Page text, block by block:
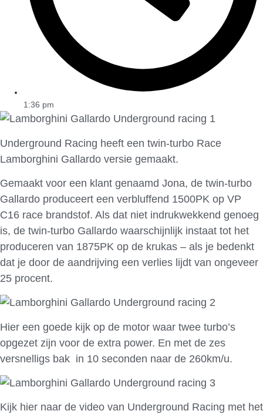
1:36 pm
Underground Racing heeft een twin-turbo Race
Lamborghini Gallardo versie gemaakt.
Gemaakt voor een klant genaamd Jona, de twin-turbo
Gallardo produceert een verbluffend 1500PK op VP
C16 race brandstof. Als dat niet indrukwekkend genoeg
is, de twin-turbo Gallardo waarschijnlijk instaat tot het
produceren van 1875PK op de krukas – als je bedenkt
dat je door de aandrijving een verlies lijdt van ongeveer
25 procent.
Hier een goede kijk op de motor waar twee turbo’s
opgezet zijn voor de extra power. En met de zes
versnelligs bak in 10 seconden naar de 260km/u.
Kijk hier naar de video van Underground Racing met het